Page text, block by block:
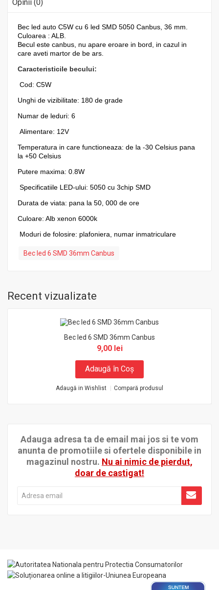
Opinii (0)
Bec led auto C5W cu 6 led SMD 5050 Canbus, 36 mm.
Culoarea : ALB.
Becul este canbus, nu apare eroare in bord, in cazul in
care aveti martor de be ars.
Caracteristicile becului:
Cod: C5W
Unghi de vizibilitate: 180 de grade
Numar de leduri: 6
Alimentare: 12V
Temperatura in care functioneaza: de la -30 Celsius pana
la +50 Celsius
Putere maxima: 0.8W
Specificatiile LED-ului: 5050 cu 3chip SMD
Durata de viata: pana la 50, 000 de ore
Culoare: Alb xenon 6000k
Moduri de folosire: plafoniera, numar inmatriculare
Bec led 6 SMD 36mm Canbus
Recent vizualizate
Bec led 6 SMD 36mm Canbus
9,00 lei
Adaugă în Coş
Adaugă in Wishlist Compară produsul
Adauga adresa ta de email mai jos si te vom
anunta de promotiile si ofertele disponibile in
magazinul nostru. Nu ai nimic de pierdut,
doar de castigat!